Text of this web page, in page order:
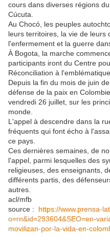
cours dans diverses régions
Cúcuta.
Au Chocó, les peuples
leurs territoires, la vie de leurs
l'enfermement et la guerre
À Bogota, la marche
participants iront du Centre
Réconciliation à
Depuis la fin du mois de juin
défense de la paix en
vendredi 26 juillet, sur les
monde.
L'appel à descendre dans la
fréquents qui font écho à
ce pays.
Ces dernières semaines, de
l'appel, parmi lesquelles des
religieuses, des enseignants,
différents partis, des
autres.
acl/mfb
source : https://www.prensa-
o=rn&id=293604&SEO=en-
movilizan-por-la-vida-en-